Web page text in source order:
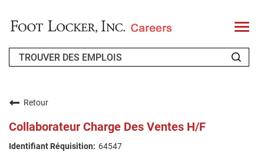
T
o
l
FAQ
Retour
Collaborateur Charge Des Ventes H/F
64547